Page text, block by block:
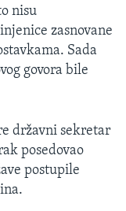
nisu
zasnovane
Sada
govora bile
državni sekretar
posedovao
postupile